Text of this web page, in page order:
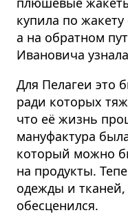
купила по
а на обратном
Ивановича
Для Пелагеи это
ради которых
что её жизнь
мануфактура
который можно
на продукты.
одежды и тканей,
обесценился.